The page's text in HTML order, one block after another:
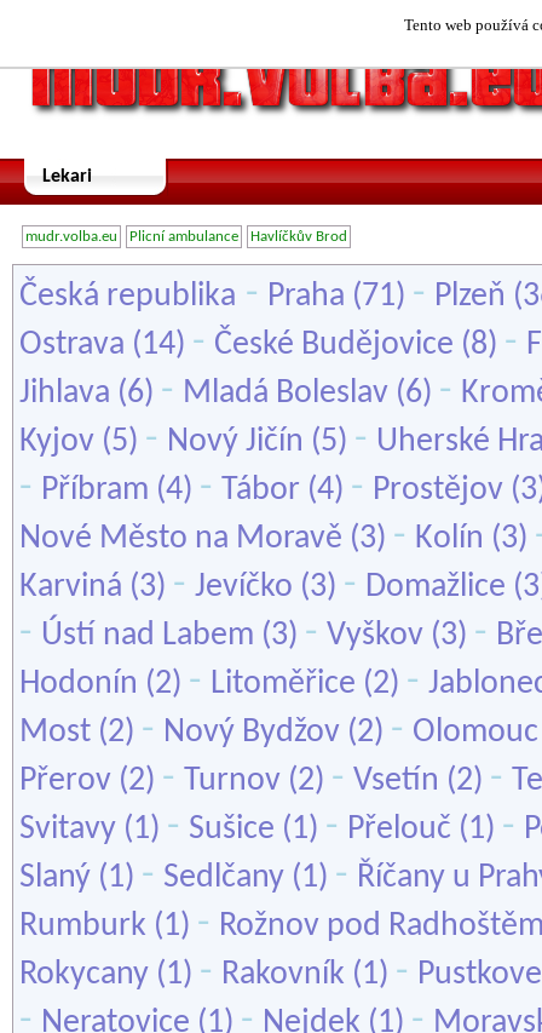
Tento web používá
Lekari
mudr.volba.eu Plicní ambulance Havlíčkův Brod
Česká republika - Praha (71) - Plzeň
Ostrava (14) - České Budějovice (8) -
Jihlava (6) - Mladá Boleslav (6) -
Kyjov (5) - Nový Jičín (5) - Uherské
- Příbram (4) - Tábor (4) - Prostějov
Nové Město na Moravě (3) - Kolín (3)
Karviná (3) - Jevíčko (3) - Domažlice
- Ústí nad Labem (3) - Vyškov (3) -
Hodonín (2) - Litoměřice (2) -
Most (2) - Nový Bydžov (2) - Olomouc
Přerov (2) - Turnov (2) - Vsetín (2) -
Svitavy (1) - Sušice (1) - Přelouč (1) -
Slaný (1) - Sedlčany (1) - Říčany u
Rumburk (1) - Rožnov pod
Rokycany (1) - Rakovník (1) -
- Neratovice (1) - Nejdek (1) -